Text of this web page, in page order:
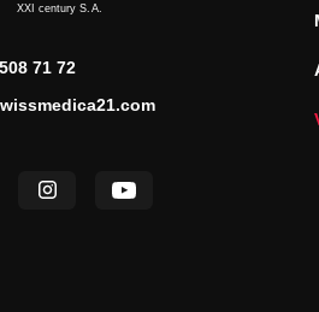
XXI century S.A.
71 72